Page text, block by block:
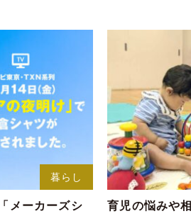
暮らし
メーカーズシ
育児の悩みや